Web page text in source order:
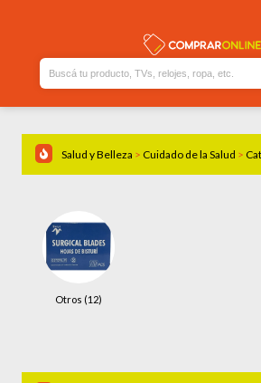
Salud y Belleza > Cuidado de la Salud >
Otros (12)